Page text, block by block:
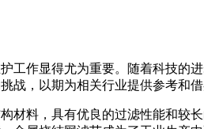
作显得尤为重要。随着科技的
战，以期为相关行业提供参考和借
料，具有优良的过滤性能和较